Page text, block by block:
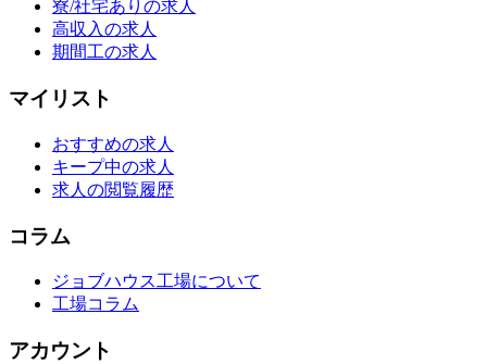
寮/社宅ありの求人
高収入の求人
期間工の求人
マイリスト
おすすめの求人
キープ中の求人
求人の閲覧履歴
コラム
ジョブハウス工場について
工場コラム
アカウント